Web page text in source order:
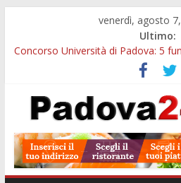
venerdì, agosto
Ultimo:
Concorso Università di Padova: 5
Notizie di Padova alle ore 10:
tregua dal caldo
Slow Looking agli Eremitani:
Notizie di Padova alle ore 21:
gasolio e IA nei Comuni
Orto Botanico Padova: visite ed